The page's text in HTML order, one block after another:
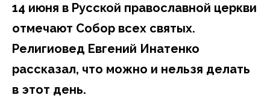
14 июня в Русской православной церкви
отмечают Собор всех святых.
Религиовед Евгений Инатенко
рассказал, что можно и нельзя делать
в этот день.